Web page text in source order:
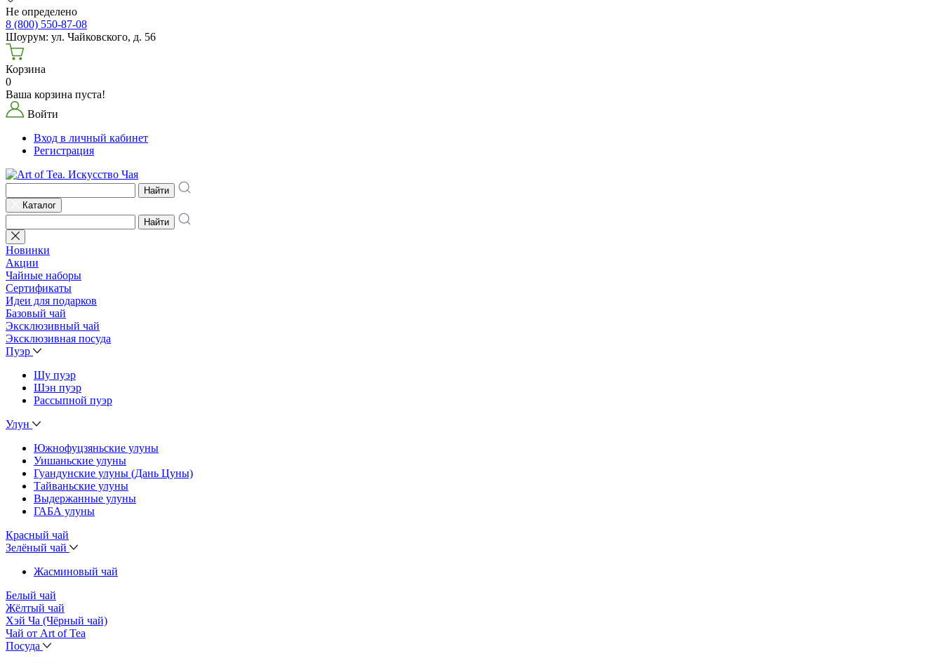
Не определено
8 (800) 550-87-08
Шоурум: ул. Чайковского, д. 56
Корзина
0
Ваша корзина пуста!
Войти
Вход в личный кабинет
Регистрация
Найти
Каталог
Найти
Новинки
Акции
Чайные наборы
Сертификаты
Идеи для подарков
Базовый чай
Эксклюзивный чай
Эксклюзивная посуда
Пуэр
Шу пуэр
Шэн пуэр
Рассыпной пуэр
Улун
Южнофуцзяньские улуны
Уишаньские улуны
Гуандунские улуны (Дань Цуны)
Тайваньские улуны
Выдержанные улуны
ГАБА улуны
Красный чай
Зелёный чай
Жасминовый чай
Белый чай
Жёлтый чай
Хэй Ча (Чёрный чай)
Чай от Art of Tea
Посуда